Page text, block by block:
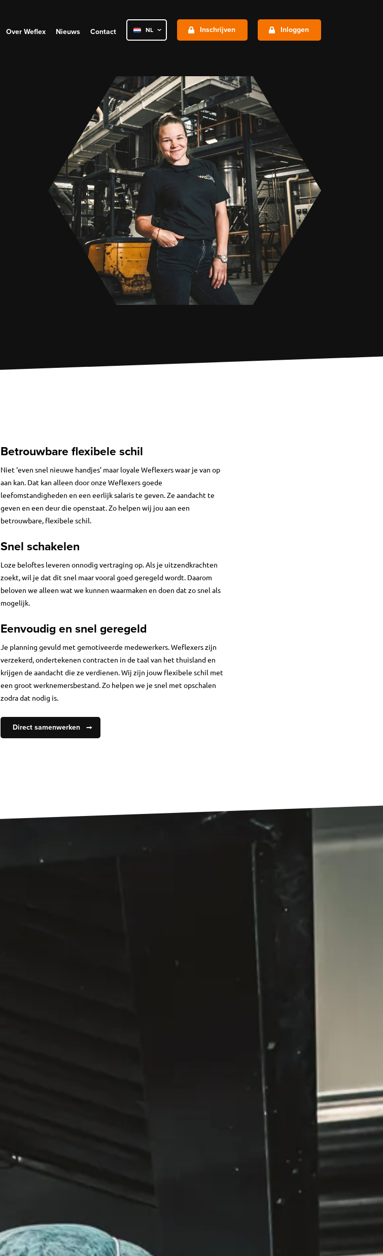
Over Weflex Nieuws Contact
NL
Inschrijven Inloggen
Betrouwbare flexibele schil
Niet ‘even snel nieuwe handjes’ maar loyale Weflexers waar je van op
aan kan. Dat kan alleen door onze Weflexers goede
leefomstandigheden en een eerlijk salaris te geven. Ze aandacht te
geven en een deur die openstaat. Zo helpen wij jou aan een
betrouwbare, flexibele schil.
Snel schakelen
Loze beloftes leveren onnodig vertraging op. Als je uitzendkrachten
zoekt, wil je dat dit snel maar vooral goed geregeld wordt. Daarom
beloven we alleen wat we kunnen waarmaken en doen dat zo snel als
mogelijk.
Eenvoudig en snel geregeld
Je planning gevuld met gemotiveerde medewerkers. Weflexers zijn
verzekerd, ondertekenen contracten in de taal van het thuisland en
krijgen de aandacht die ze verdienen. Wij zijn jouw flexibele schil met
een groot werknemersbestand. Zo helpen we je snel met opschalen
zodra dat nodig is.
Direct samenwerken